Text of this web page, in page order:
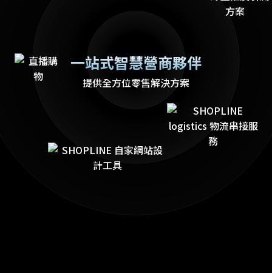
一站式智慧營商夥伴
提供全方位零售解決方案